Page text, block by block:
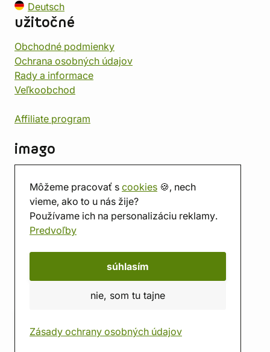
Môžeme pracovať s cookies 🍪, nech
vieme, ako to u nás žije?
Používame ich na personalizáciu reklamy.
Predvoľby
súhlasím
nie, som tu tajne
Zásady ochrany osobných údajov
Deutsch
užitočné
Obchodné podmienky
Ochrana osobných údajov
Rady a informace
Veľkoobchod
Affiliate program
imago
Predajňa
Herňa
O nás
Hodnotenie obchodu